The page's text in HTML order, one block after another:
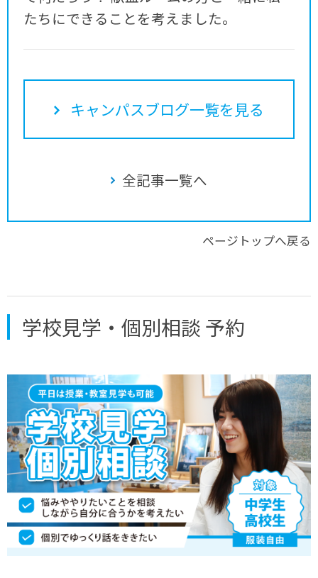
たちにできることを考えました。
キャンパスブログ一覧を見る
全記事一覧へ
ページトップへ戻る
学校見学・個別相談 予約